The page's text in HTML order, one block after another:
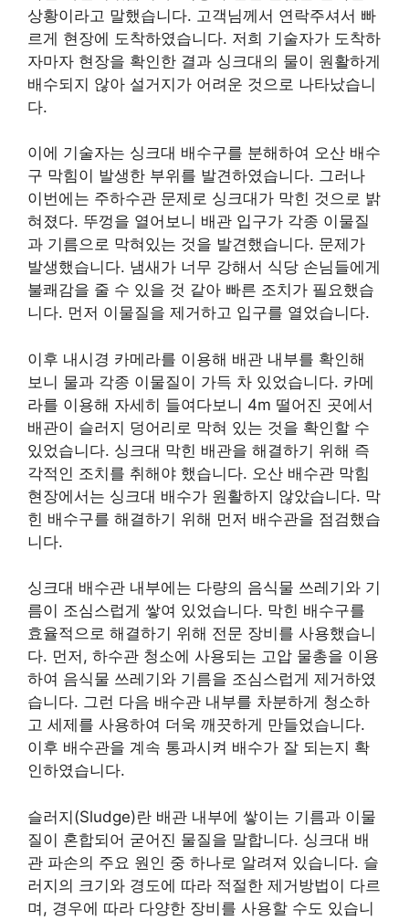
상황이라고 말했습니다. 고객님께서 연락주셔서 빠
르게 현장에 도착하였습니다. 저희 기술자가 도착하
자마자 현장을 확인한 결과 싱크대의 물이 원활하게
배수되지 않아 설거지가 어려운 것으로 나타났습니
다.
이에 기술자는 싱크대 배수구를 분해하여 오산 배수
구 막힘이 발생한 부위를 발견하였습니다. 그러나
이번에는 주하수관 문제로 싱크대가 막힌 것으로 밝
혀졌다. 뚜껑을 열어보니 배관 입구가 각종 이물질
과 기름으로 막혀있는 것을 발견했습니다. 문제가
발생했습니다. 냄새가 너무 강해서 식당 손님들에게
불쾌감을 줄 수 있을 것 같아 빠른 조치가 필요했습
니다. 먼저 이물질을 제거하고 입구를 열었습니다.
이후 내시경 카메라를 이용해 배관 내부를 확인해
보니 물과 각종 이물질이 가득 차 있었습니다. 카메
라를 이용해 자세히 들여다보니 4m 떨어진 곳에서
배관이 슬러지 덩어리로 막혀 있는 것을 확인할 수
있었습니다. 싱크대 막힌 배관을 해결하기 위해 즉
각적인 조치를 취해야 했습니다. 오산 배수관 막힘
현장에서는 싱크대 배수가 원활하지 않았습니다. 막
힌 배수구를 해결하기 위해 먼저 배수관을 점검했습
니다.
싱크대 배수관 내부에는 다량의 음식물 쓰레기와 기
름이 조심스럽게 쌓여 있었습니다. 막힌 배수구를
효율적으로 해결하기 위해 전문 장비를 사용했습니
다. 먼저, 하수관 청소에 사용되는 고압 물총을 이용
하여 음식물 쓰레기와 기름을 조심스럽게 제거하였
습니다. 그런 다음 배수관 내부를 차분하게 청소하
고 세제를 사용하여 더욱 깨끗하게 만들었습니다.
이후 배수관을 계속 통과시켜 배수가 잘 되는지 확
인하였습니다.
슬러지(Sludge)란 배관 내부에 쌓이는 기름과 이물
질이 혼합되어 굳어진 물질을 말합니다. 싱크대 배
관 파손의 주요 원인 중 하나로 알려져 있습니다. 슬
러지의 크기와 경도에 따라 적절한 제거방법이 다르
며, 경우에 따라 다양한 장비를 사용할 수도 있습니